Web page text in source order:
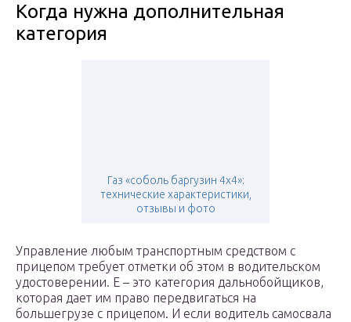
Когда нужна дополнительная
категория
Газ «соболь баргузин 4х4»:
технические характеристики,
отзывы и фото
Управление любым транспортным средством с
прицепом требует отметки об этом в водительском
удостоверении. Е – это категория дальнобойщиков,
которая дает им право передвигаться на
большегрузе с прицепом. И если водитель самосвала